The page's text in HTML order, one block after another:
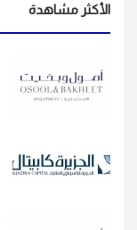
الأكثر مشاهدة